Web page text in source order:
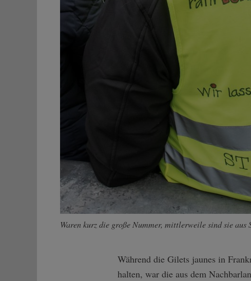
Waren kurz die große Nummer, mittlerweile sind sie aus
Während die Gilets jaunes in
halten, war die aus dem